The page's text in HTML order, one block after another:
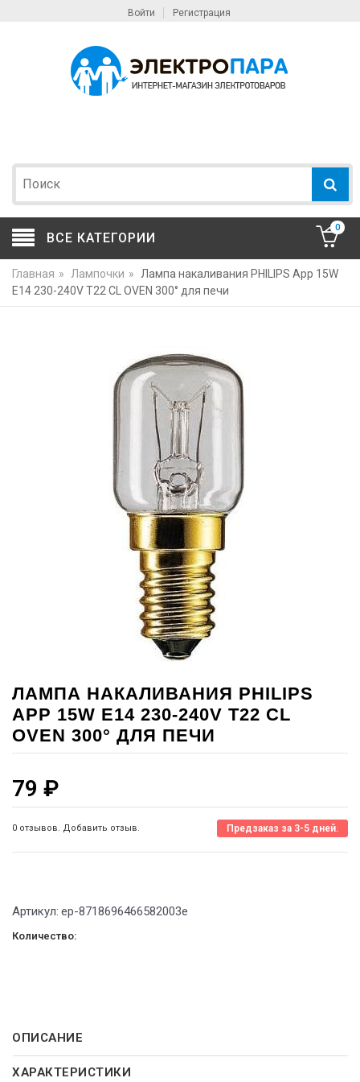
Войти Регистрация
ВСЕ КАТЕГОРИИ
0
Главная » Лампочки » Лампа накаливания PHILIPS App 15W
E14 230-240V T22 CL OVEN 300° для печи
ЛАМПА НАКАЛИВАНИЯ PHILIPS
APP 15W E14 230-240V T22 CL
OVEN 300° ДЛЯ ПЕЧИ
79 ₽
0 отзывов. Добавить отзыв. Предзаказ за 3-5 дней.
Артикул: ep-8718696466582003е
Количество:
ОПИСАНИЕ
ХАРАКТЕРИСТИКИ